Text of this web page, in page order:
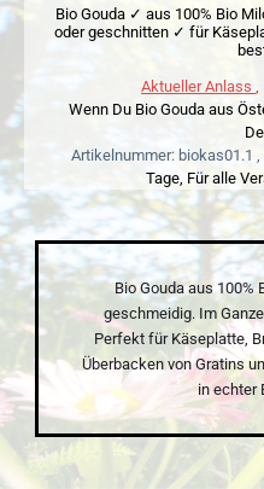
Bio Gouda ✓ aus 100% Bio
oder geschnitten ✓ für
Aktueller Anlass
Wenn Du Bio Gouda aus
Artikelnummer: biokas01.1 ,
Tage, Für alle
Bio Gouda aus 100%
geschmeidig. Im
Perfekt für Käseplatte,
Überbacken von Gratins
in echter